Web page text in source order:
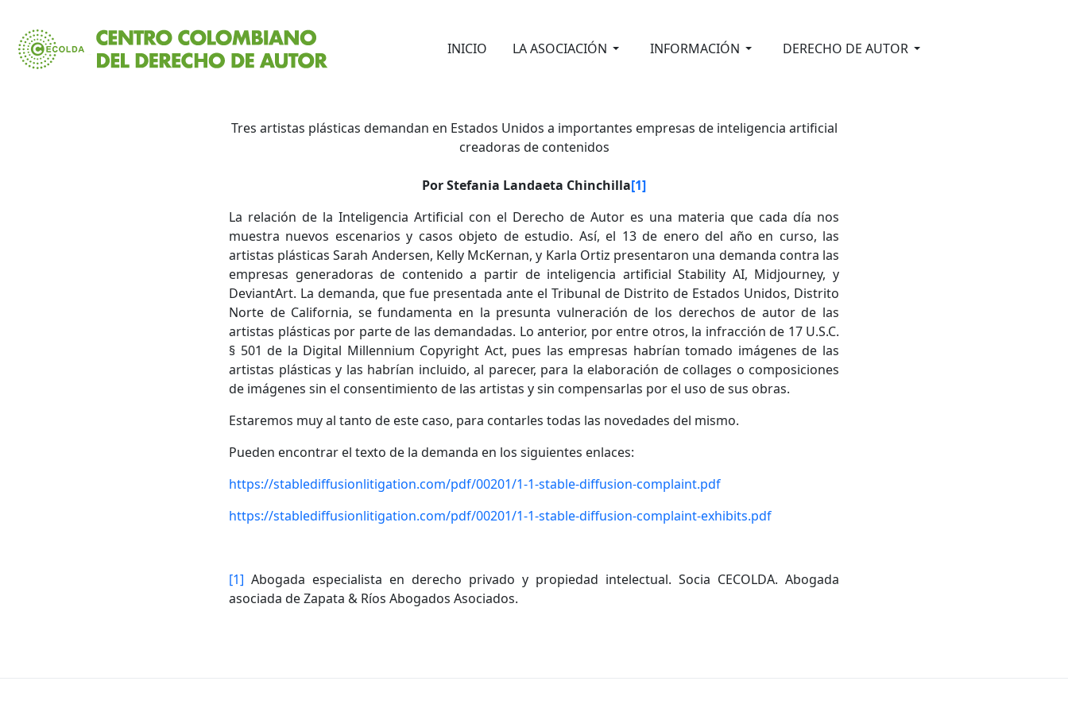
INICIO LA ASOCIACIÓN INFORMACIÓN DERECHO DE AUTOR
Tres artistas plásticas demandan en Estados Unidos a importantes empresas de inteligencia artificial
creadoras de contenidos
Por Stefania Landaeta Chinchilla[1]
La relación de la Inteligencia Artificial con el Derecho de Autor es una materia que cada día nos
muestra nuevos escenarios y casos objeto de estudio. Así, el 13 de enero del año en curso, las
artistas plásticas Sarah Andersen, Kelly McKernan, y Karla Ortiz presentaron una demanda contra las
empresas generadoras de contenido a partir de inteligencia artificial Stability AI, Midjourney, y
DeviantArt. La demanda, que fue presentada ante el Tribunal de Distrito de Estados Unidos, Distrito
Norte de California, se fundamenta en la presunta vulneración de los derechos de autor de las
artistas plásticas por parte de las demandadas. Lo anterior, por entre otros, la infracción de 17 U.S.C.
§ 501 de la Digital Millennium Copyright Act, pues las empresas habrían tomado imágenes de las
artistas plásticas y las habrían incluido, al parecer, para la elaboración de collages o composiciones
de imágenes sin el consentimiento de las artistas y sin compensarlas por el uso de sus obras.
Estaremos muy al tanto de este caso, para contarles todas las novedades del mismo.
Pueden encontrar el texto de la demanda en los siguientes enlaces:
https://stablediffusionlitigation.com/pdf/00201/1-1-stable-diffusion-complaint.pdf
https://stablediffusionlitigation.com/pdf/00201/1-1-stable-diffusion-complaint-exhibits.pdf
[1] Abogada especialista en derecho privado y propiedad intelectual. Socia CECOLDA. Abogada
asociada de Zapata & Ríos Abogados Asociados.